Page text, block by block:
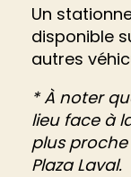
Un
disponible
autres
* À noter
lieu face à
plus
Plaza Laval.